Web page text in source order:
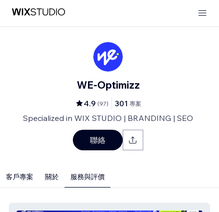
WE-Optimizz
4.9 (97) 301 專案
Specialized in WIX STUDIO | BRANDING | SEO
聯絡
客戶專案 關於 服務與評價